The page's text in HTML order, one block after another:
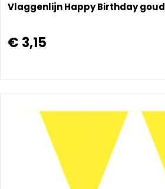
Vlaggenlijn Happy Birthday goud
€ 3,15